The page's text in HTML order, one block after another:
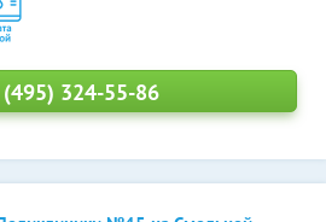
324-55-86